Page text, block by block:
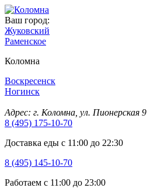
Ваш город:
Жуковский
Раменское
Коломна
Воскресенск
Ногинск
Адрес: г. Коломна, ул. Пионерская 9
8 (495) 175-10-70
Доставка еды с 11:00 до 22:30
8 (495) 145-10-70
Работаем с 11:00 до 23:00